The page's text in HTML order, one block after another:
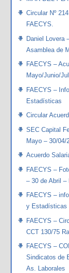
Circular Nº
FAECYS.
Daniel Lovera
Asamblea de
FAECYS –
Mayo/Junio/
FAECYS –
Estadísticas
Circular
SEC Capital
Mayo – 30/04/
Acuerdo
FAECYS –
– 30 de Abril
FAECYS –
y Estadísticas
FAECYS –
CCT 130/75
FAECYS –
Sindicatos de
As. Laborales